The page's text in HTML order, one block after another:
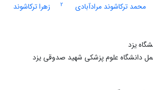
محمد ترکاشوند مرادآبادی 2 زهرا ترکاشوند
یزد
دانشگاه علوم پزشکی شهید صدوقی یزد